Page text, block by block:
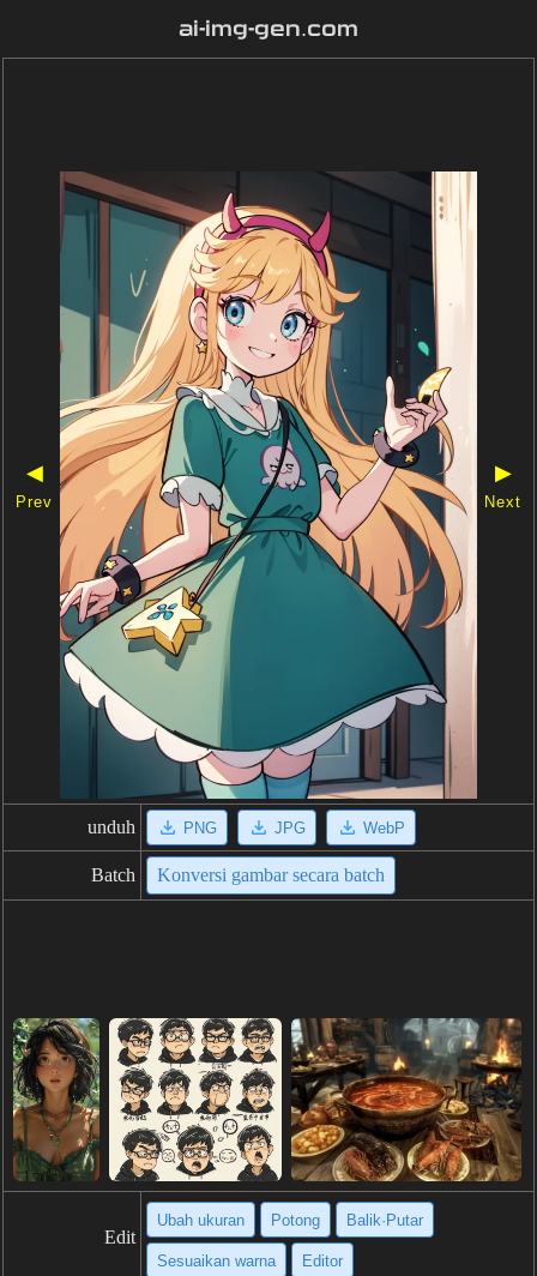
ai-img-gen.com
◀
Prev
▶
Next
unduh PNG JPG WebP
Batch Konversi gambar secara batch
Edit
Ubah ukuran Potong Balik·Putar
Sesuaikan warna Editor